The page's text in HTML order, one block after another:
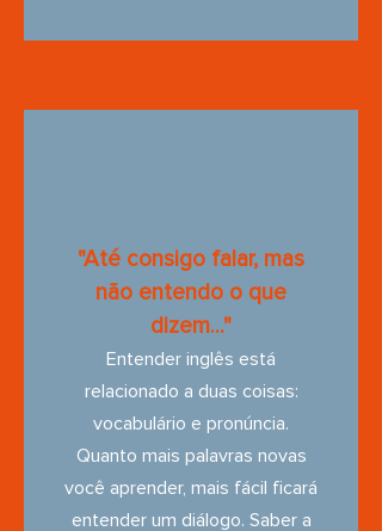
"Até consigo falar, mas
não entendo o que
dizem..."
Entender inglês está
relacionado a duas coisas:
vocabulário e pronúncia.
Quanto mais palavras novas
você aprender, mais fácil ficará
entender um diálogo. Saber a